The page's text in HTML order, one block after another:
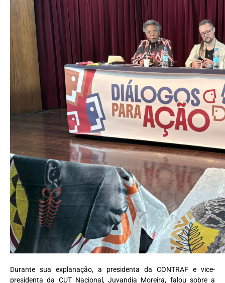
Durante sua explanação, a presidenta da CONTRAF e vice-
presidenta da CUT Nacional, Juvandia Moreira, falou sobre a